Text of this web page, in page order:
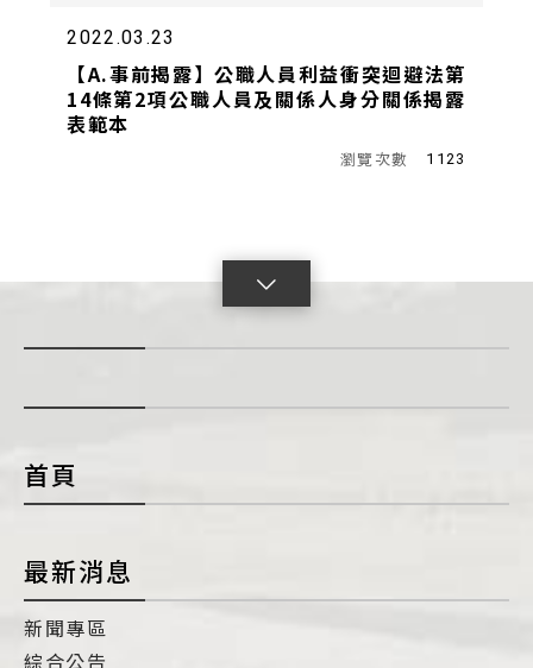
2022.03.23
【A.事前揭露】公職人員利益衝突迴避法第
14條第2項公職人員及關係人身分關係揭露
表範本
1123
首頁
最新消息
新聞專區
綜合公告